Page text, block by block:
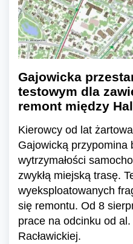
Gajowicka
testowym dla
remont między
Kierowcy od lat
Gajowicką przypomina
wytrzymałości
zwykłą miejską trasę.
wyeksploatowanych
się remontu. Od 8
prace na odcinku od
Racławickiej.